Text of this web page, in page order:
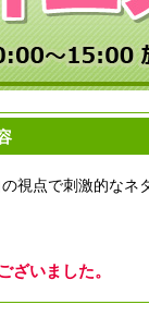
視点で刺激的なネ
ざいました。